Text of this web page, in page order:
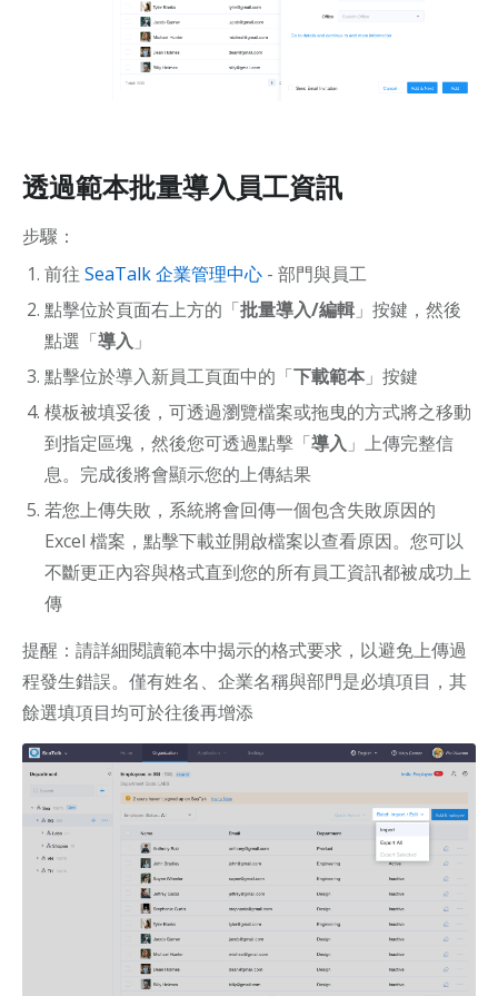
透過範本批量導入員工資訊
步驟：
前往 SeaTalk 企業管理中心 - 部門與員工
點擊位於頁面右上方的「批量導入/編輯 」按鍵，然後
點選「導入 」
點擊位於導入新員工頁面中的「下載範本 」按鍵
模板被填妥後，可透過瀏覽檔案或拖曳的方式將之移動
到指定區塊，然後您可透過點擊「導入 」上傳完整信
息。完成後將會顯示您的上傳結果
若您上傳失敗，系統將會回傳一個包含失敗原因的
Excel 檔案，點擊下載並開啟檔案以查看原因。您可以
不斷更正內容與格式直到您的所有員工資訊都被成功上
傳
提醒：請詳細閱讀範本中揭示的格式要求，以避免上傳過
程發生錯誤。僅有姓名、企業名稱與部門是必填項目，其
餘選填項目均可於往後再增添